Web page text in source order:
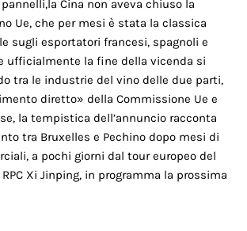
Cina non aveva chiuso la
Ue, che per mesi è stata la classica
sugli esportatori francesi, spagnoli e
ufficialmente la fine della vicenda si
tra le industrie del vino delle due parti,
diretto» della Commissione Ue e
la tempistica dell’annuncio racconta
tra Bruxelles e Pechino dopo mesi di
a pochi giorni dal tour europeo del
Xi Jinping, in programma la prossima